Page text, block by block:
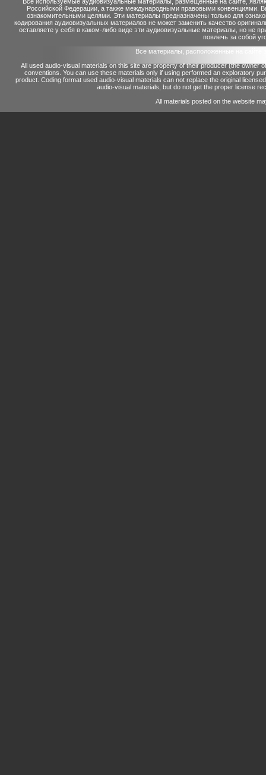
Российской Федерации, а также международными правовыми конвенциями.
ознакомительными целями. Эти материалы предназначены только для
кодирования аудиовизуальных материалов не может заменить качество
оставляете у себя в каком-либо виде эти аудиовизуальные материалы, но не
повлечь за собой
Все материалы, расположенные на сайте
All used audio-visual materials on this site are property of their producer (the owner
conventions. You can use these materials only if using performed an exploratory
product. Coding format used audio-visual materials can not replace the original
audio-visual materials, but do not get the proper license
All materials posted on the website